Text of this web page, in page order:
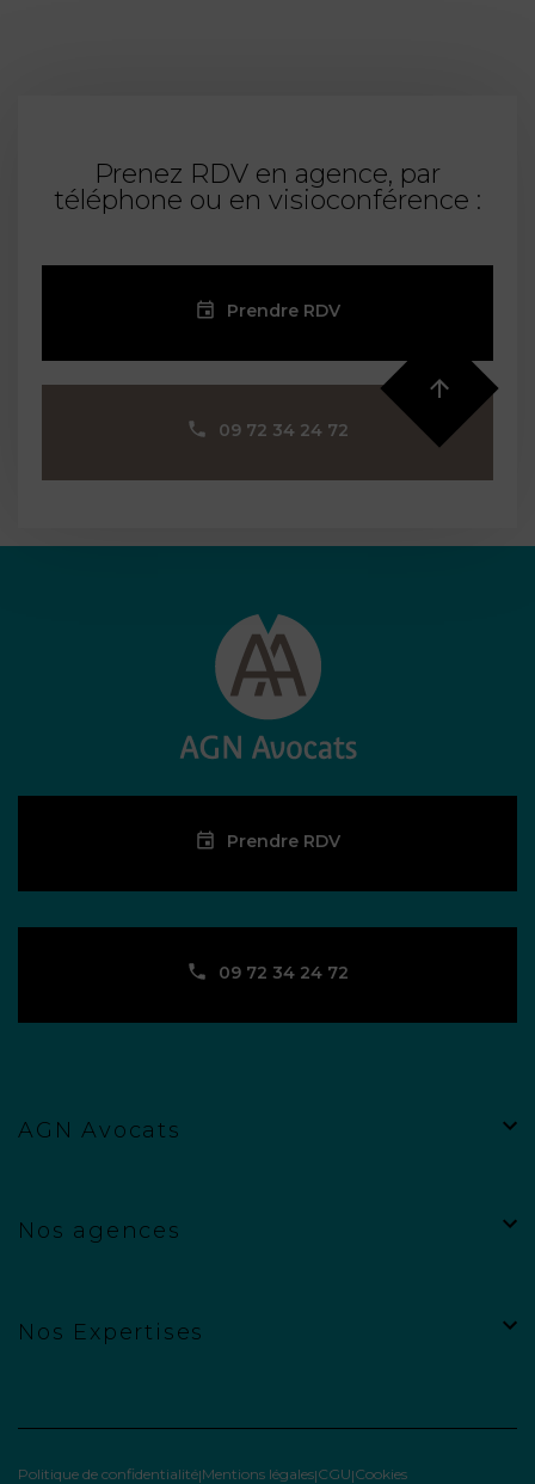
Prenez RDV en agence, par
téléphone ou en visioconférence :
Prendre RDV
09 72 34 24 72
Prendre RDV
09 72 34 24 72
AGN Avocats
Nos agences
Nos Expertises
Politique de confidentialité Mentions légales CGU Cookies